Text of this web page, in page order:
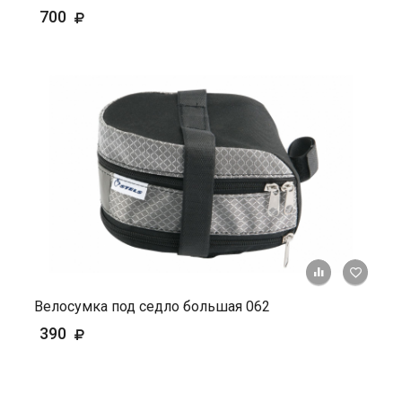
700
+ К
Велосумка под седло большая 062
390